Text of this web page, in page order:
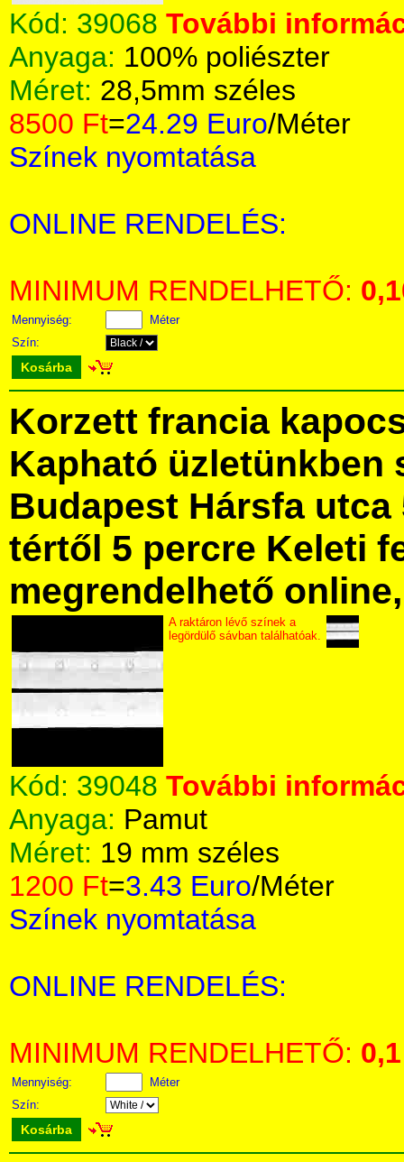
Kód: 39068 További
Anyaga: 100% poliészter
Méret: 28,5mm széles
8500 Ft=24.29 Euro/Méter
Színek nyomtatása
ONLINE RENDELÉS:
MINIMUM RENDELHETŐ:
Mennyiség:
Méter
Szín:
Kosárba
Korzett francia
Kapható üzletünkben
Budapest Hársfa utca
tértől 5 percre Keleti
megrendelhető
A raktáron lévő színek a
legördülő sávban találhatóak.
Kód: 39048 További
Anyaga: Pamut
Méret: 19 mm széles
1200 Ft=3.43 Euro/Méter
Színek nyomtatása
ONLINE RENDELÉS:
MINIMUM RENDELHETŐ: 0,1
Mennyiség:
Méter
Szín:
Kosárba